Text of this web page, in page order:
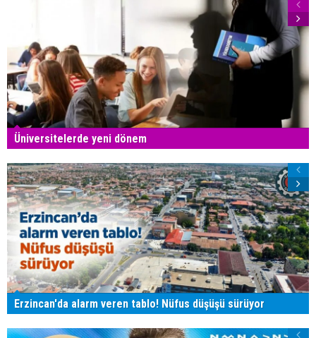
Üniversitelerde yeni dönem
Erzincan'da alarm veren tablo! Nüfus düşüşü sürüyor